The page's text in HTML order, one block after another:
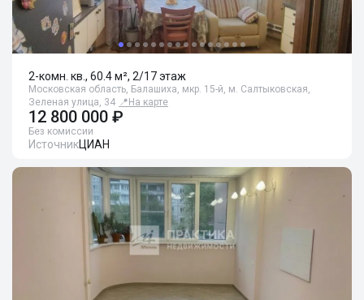
2-комн. кв., 60.4 м², 2/17 этаж
Московская область, Балашиха, мкр. 15-й, м. Салтыковская,
Зеленая улица, 34 📍 На карте
12 800 000 ₽
Без комиссии
ИсточникЦИАН